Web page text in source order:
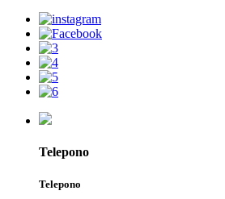
Telepono
Telepono